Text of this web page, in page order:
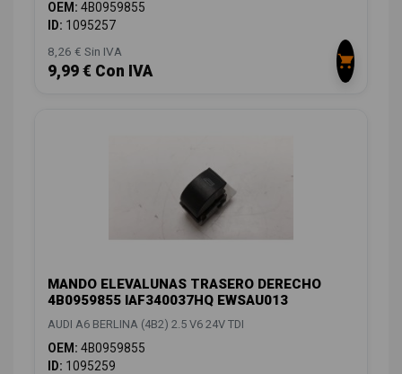
OEM: 4B0959855
ID: 1095257
8,26 € Sin IVA
9,99 € Con IVA
MANDO ELEVALUNAS TRASERO DERECHO
4B0959855 IAF340037HQ EWSAU013
AUDI A6 BERLINA (4B2) 2.5 V6 24V TDI
OEM: 4B0959855
ID: 1095259